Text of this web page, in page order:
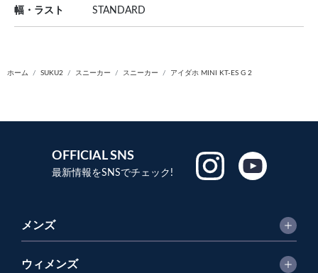
幅・ラスト STANDARD
ホーム SUKU2 スニーカー スニーカー アイダホ MINI KT-ES G 2
OFFICIAL SNS
最新情報をSNSでチェック!
メンズ
ウィメンズ